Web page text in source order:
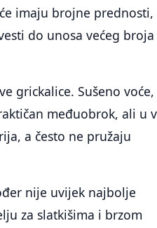
imaju brojne prednosti,
do unosa većeg broja
grickalice. Sušeno voće,
međuobrok, ali u
a često ne pružaju
nije uvijek najbolje
za slatkišima i brzom